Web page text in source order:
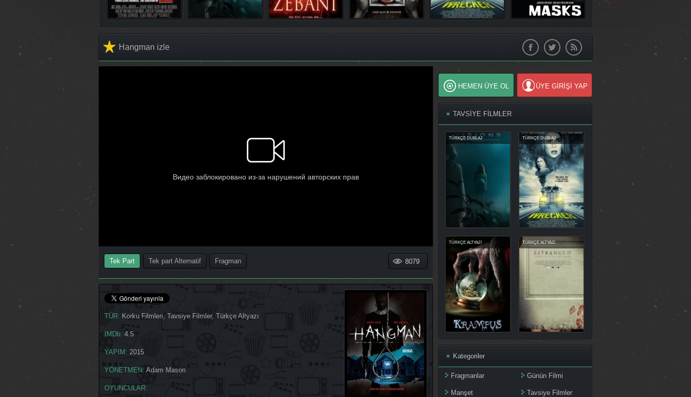
Hangman izle
Tek Part Tek part Alternatif Fragman 8079
TÜR: Korku Filmleri, Tavsiye Filmler, Türkçe Altyazı
IMDb: 4.5
YAPIM: 2015
YÖNETMEN: Adam Mason
OYUNCULAR:
HEMEN ÜYE OL ÜYE GİRİŞİ YAP
TAVSİYE FİLMLER
TÜRKÇE DUBLAJ TÜRKÇE DUBLAJ
TÜRKÇE ALTYAZI TÜRKÇE ALTYAZI
Kategoriler
Fragmanlar Günün Filmi
Manşet Tavsiye Filmler